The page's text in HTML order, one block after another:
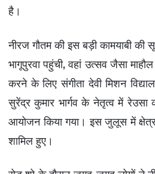
बिहार न्यूज़
Gallery
राजनीति
है।
नीरज गौतम की इस बड़ी कामयाबी
भागूपुरवा पहुंची, वहां उत्सव जैसा
करने के लिए संगीता देवी मिशन
सुरेंद्र कुमार भार्गव के नेतृत्व में
आयोजन किया गया। इस जुलूस में
शामिल हुए।